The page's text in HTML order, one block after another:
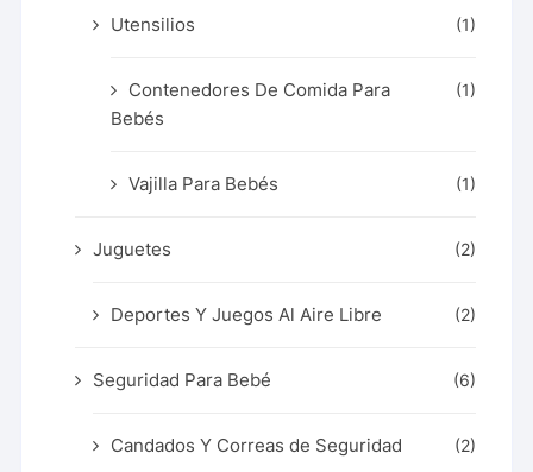
Utensilios (1)
Contenedores De Comida Para
Bebés
(1)
Vajilla Para Bebés (1)
Juguetes (2)
Deportes Y Juegos Al Aire Libre (2)
Seguridad Para Bebé (6)
Candados Y Correas de Seguridad (2)